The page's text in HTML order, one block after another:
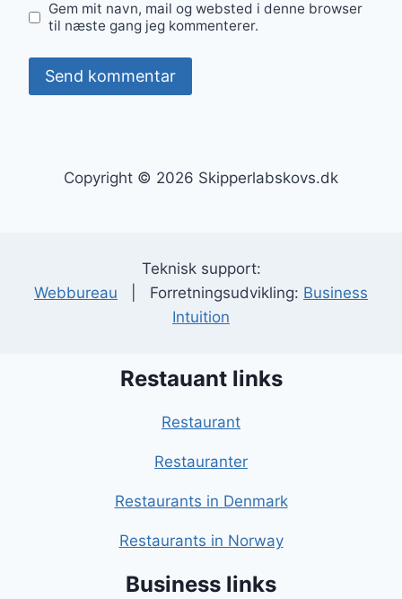
Gem mit navn, mail og websted i denne browser
til næste gang jeg kommenterer.
Copyright © 2026 Skipperlabskovs.dk
Teknisk support:
Webbureau | Forretningsudvikling: Business
Intuition
Restauant links
Restaurant
Restauranter
Restaurants in Denmark
Restaurants in Norway
Business links